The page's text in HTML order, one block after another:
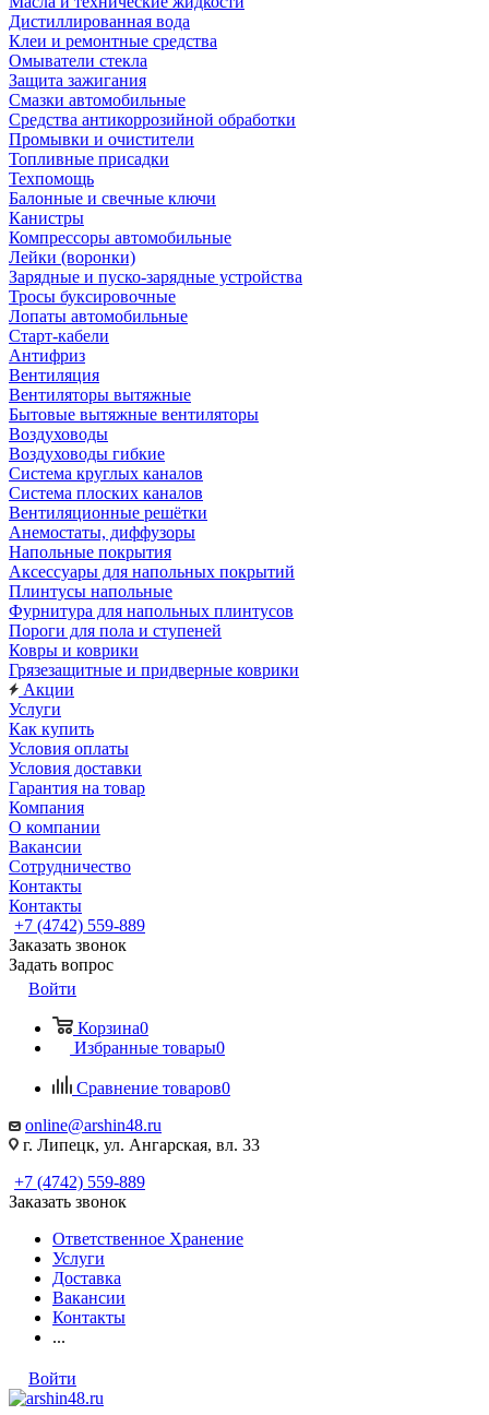
Дистиллированная вода
Клеи и ремонтные средства
Омыватели стекла
Защита зажигания
Смазки автомобильные
Средства антикоррозийной обработки
Промывки и очистители
Топливные присадки
Техпомощь
Балонные и свечные ключи
Канистры
Компрессоры автомобильные
Лейки (воронки)
Зарядные и пуско-зарядные устройства
Тросы буксировочные
Лопаты автомобильные
Старт-кабели
Антифриз
Вентиляция
Вентиляторы вытяжные
Бытовые вытяжные вентиляторы
Воздуховоды
Воздуховоды гибкие
Система круглых каналов
Система плоских каналов
Вентиляционные решётки
Анемостаты, диффузоры
Напольные покрытия
Аксессуары для напольных покрытий
Плинтусы напольные
Фурнитура для напольных плинтусов
Пороги для пола и ступеней
Ковры и коврики
Грязезащитные и придверные коврики
Акции
Услуги
Как купить
Условия оплаты
Условия доставки
Гарантия на товар
Компания
О компании
Вакансии
Сотрудничество
Контакты
Контакты
+7 (4742) 559-889
Заказать звонок
Задать вопрос
Войти
Корзина0
Избранные товары0
Сравнение товаров0
online@arshin48.ru
г. Липецк, ул. Ангарская, вл. 33
+7 (4742) 559-889
Заказать звонок
Ответственное Хранение
Услуги
Доставка
Вакансии
Контакты
...
Войти